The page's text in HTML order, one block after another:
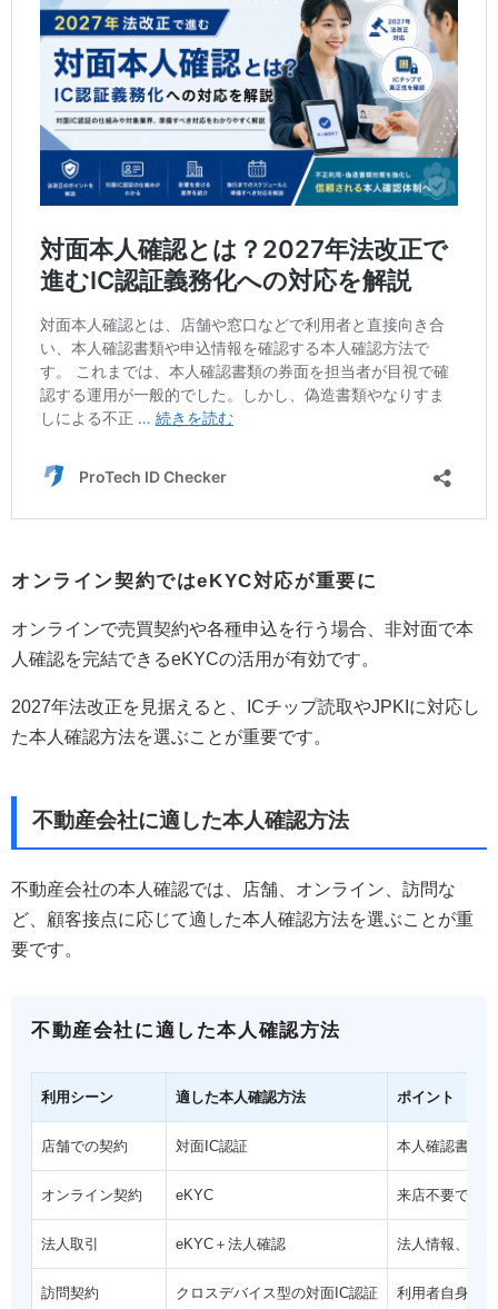
オンライン契約ではeKYC対応が重要に
オンラインで売買契約や各種申込を行う場合、非対面で本
人確認を完結できるeKYCの活用が有効です。
2027年法改正を見据えると、ICチップ読取やJPKIに対応し
た本人確認方法を選ぶことが重要です。
不動産会社に適した本人確認方法
不動産会社の本人確認では、店舗、オンライン、訪問な
ど、顧客接点に応じて適した本人確認方法を選ぶことが重
要です。
不動産会社に適した本人確認方法
利用シーン 適した本人確認方法 ポイント
店舗での契約 対面IC認証 本人確認書類
オンライン契約 eKYC 来店不要で本
法人取引 eKYC＋法人確認 法人情報、取
訪問契約 クロスデバイス型の対面IC認証 利用者自身の